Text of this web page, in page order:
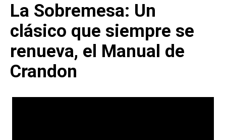
La Sobremesa: Un
clásico que siempre se
renueva, el Manual de
Crandon